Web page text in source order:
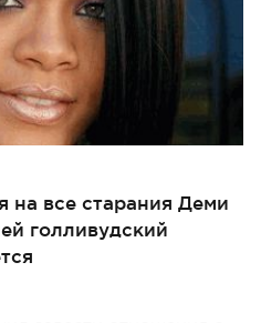
на все старания Деми
голливудский